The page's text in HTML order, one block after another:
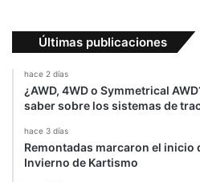
Últimas publicaciones
hace 2 días
¿AWD, 4WD o Symmetrical
saber sobre los sistemas de
hace 3 días
Remontadas marcaron el inicio
Invierno de Kartismo